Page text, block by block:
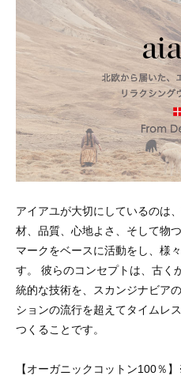
アイアユが大切にしているのは
材、品質、心地よさ、そして物
マークをベースに活動をし、様
す。 彼らのコンセプトは、古く
統的な技術を、スカンジナビア
ションの流行を超えてタイムレ
つくることです。
【オーガニックコットン100％